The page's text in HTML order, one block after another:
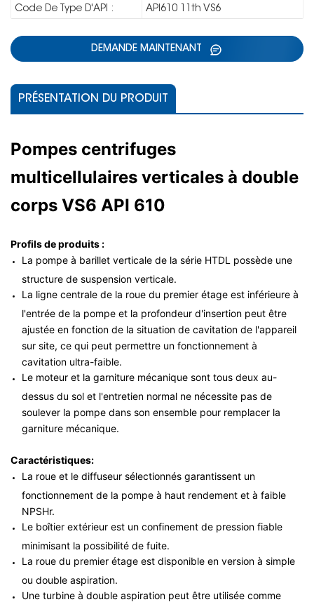
Code De Type D'API :
API610 11th VS6
DEMANDE MAINTENANT
PRÉSENTATION DU PRODUIT
Pompes centrifuges
multicellulaires verticales à double
corps VS6 API 610
Profils de produits :
La pompe à barillet verticale de la série HTDL possède une
structure de suspension verticale.
La ligne centrale de la roue du premier étage est inférieure à
l'entrée de la pompe et la profondeur d'insertion peut être
ajustée en fonction de la situation de cavitation de l'appareil
sur site, ce qui peut permettre un fonctionnement à
cavitation ultra-faible.
Le moteur et la garniture mécanique sont tous deux au-
dessus du sol et l'entretien normal ne nécessite pas de
soulever la pompe dans son ensemble pour remplacer la
garniture mécanique.
Caractéristiques:
La roue et le diffuseur sélectionnés garantissent un
fonctionnement de la pompe à haut rendement et à faible
NPSHr.
Le boîtier extérieur est un confinement de pression fiable
minimisant la possibilité de fuite.
La roue du premier étage est disponible en version à simple
ou double aspiration.
Une turbine à double aspiration peut être utilisée comme